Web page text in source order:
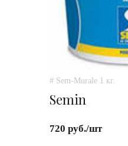
# Sem-Murale 1 кг.
Semin
720 руб./шт